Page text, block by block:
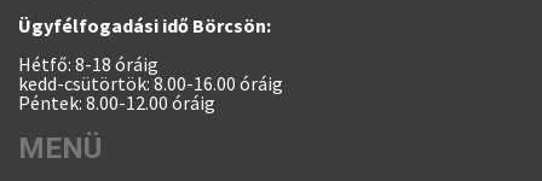
Ügyfélfogadási idő Börcsön:
Hétfő: 8-18 óráig
kedd-csütörtök: 8.00-16.00 óráig
Péntek: 8.00-12.00 óráig
MENÜ